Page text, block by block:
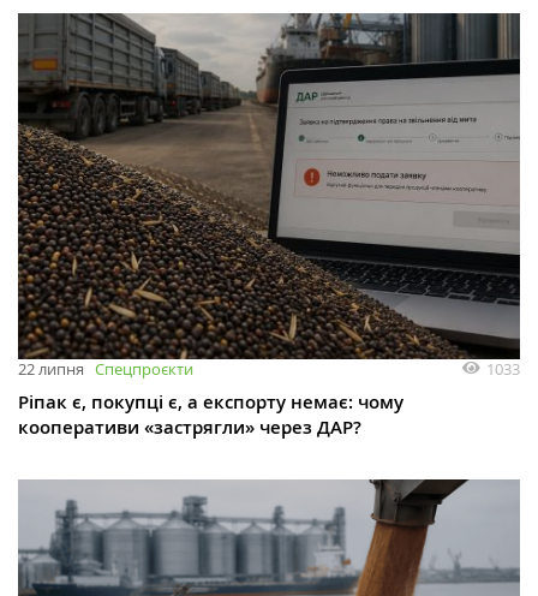
22 липня Спецпроєкти 1033
Ріпак є, покупці є, а експорту немає: чому
кооперативи «застрягли» через ДАР?